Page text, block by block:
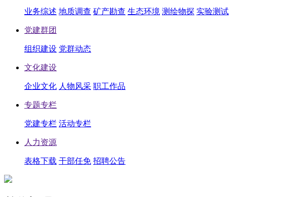
业务综述 地质调查 矿产勘查 生态环境 测绘物探 实验测试
党建群团
组织建设 党群动态
文化建设
企业文化 人物风采 职工作品
专题专栏
党建专栏 活动专栏
人力资源
表格下载 干部任免 招聘公告